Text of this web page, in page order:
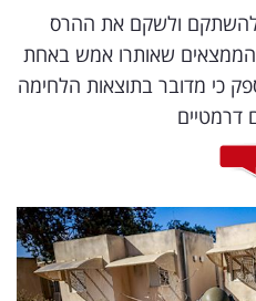
להשתקם ולשקם את ההרס
שאותרו אמש באחת
כי מדובר בתוצאות הלחימה